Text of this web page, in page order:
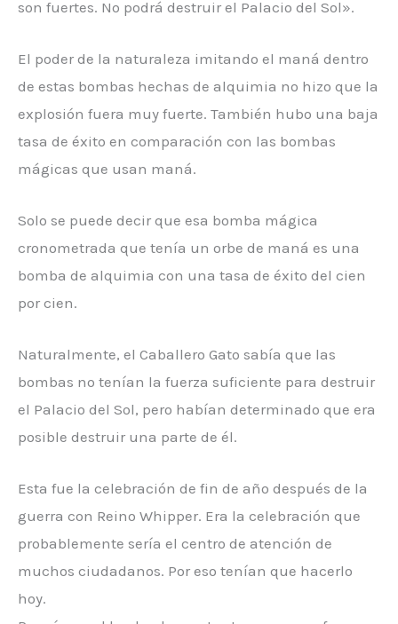
son fuertes. No podrá destruir el Palacio del Sol».
El poder de la naturaleza imitando el maná dentro
de estas bombas hechas de alquimia no hizo que la
explosión fuera muy fuerte. También hubo una baja
tasa de éxito en comparación con las bombas
mágicas que usan maná.
Solo se puede decir que esa bomba mágica
cronometrada que tenía un orbe de maná es una
bomba de alquimia con una tasa de éxito del cien
por cien.
Naturalmente, el Caballero Gato sabía que las
bombas no tenían la fuerza suficiente para destruir
el Palacio del Sol, pero habían determinado que era
posible destruir una parte de él.
Esta fue la celebración de fin de año después de la
guerra con Reino Whipper. Era la celebración que
probablemente sería el centro de atención de
muchos ciudadanos. Por eso tenían que hacerlo
hoy.